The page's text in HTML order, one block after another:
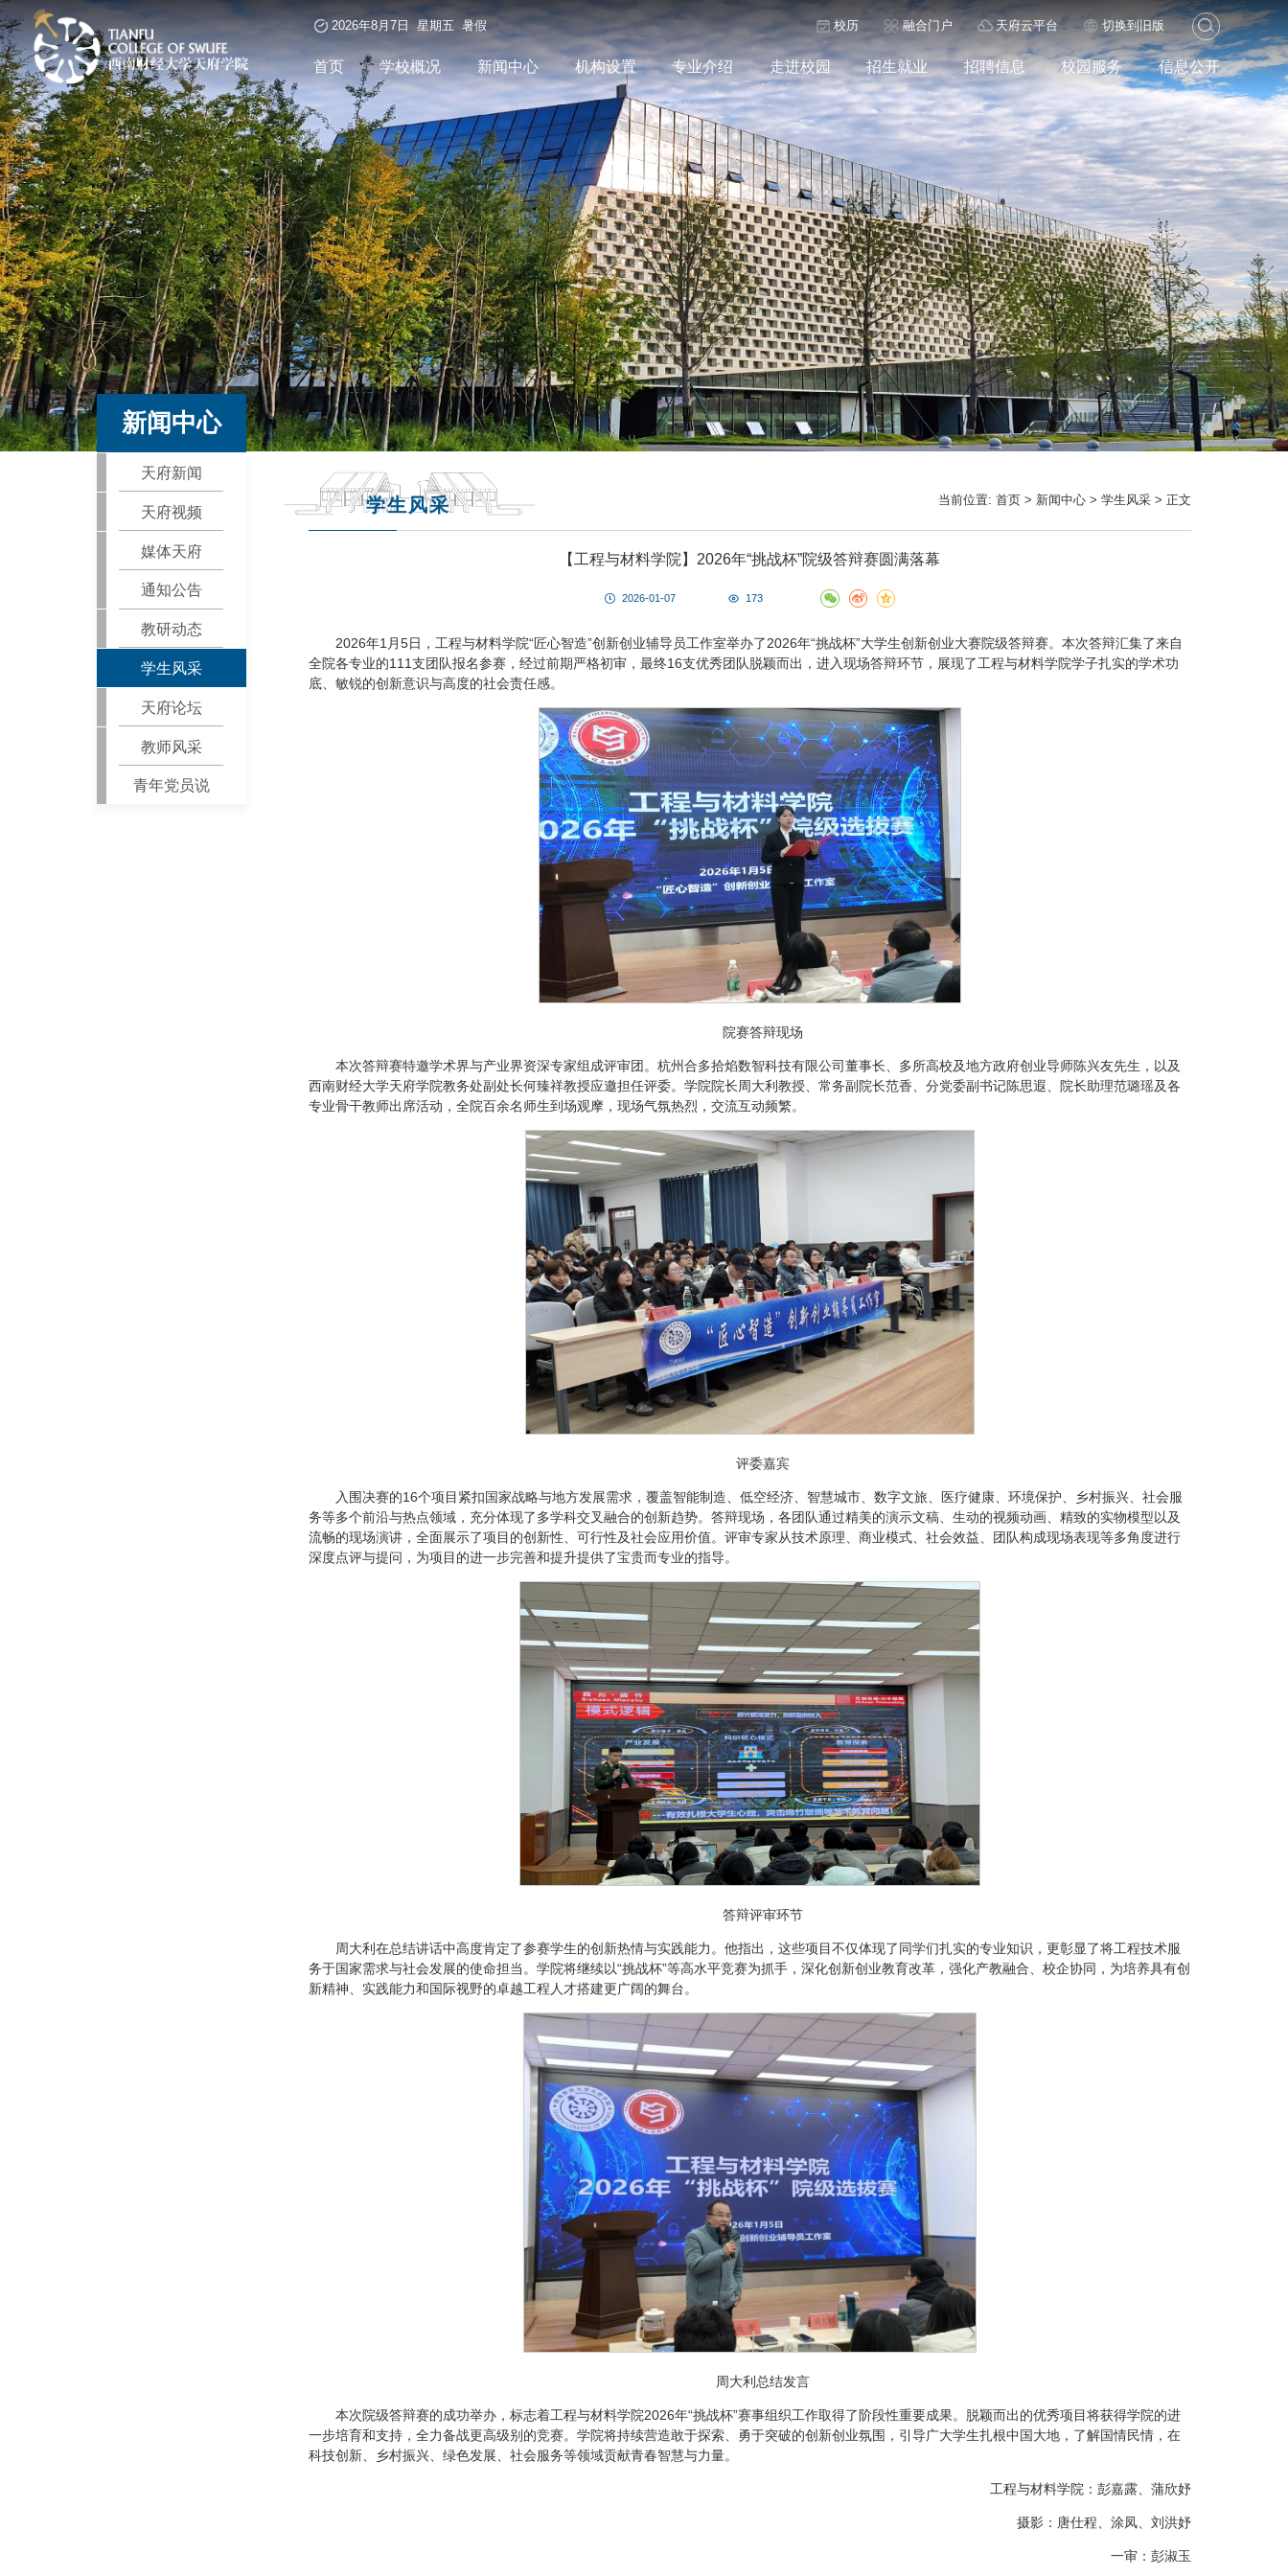
2026年8月7日 星期五 暑假 校历 融合门户 天府云平台 切换到旧版
首页 学校概况 新闻中心 机构设置 专业介绍 走进校园 招生就业 招聘信息 校园服务 信息公开
新闻中心
天府新闻
天府视频
媒体天府
通知公告
教研动态
学生风采
天府论坛
教师风采
青年党员说
学生风采 当前位置:首页 > 新闻中心 >学生风采 > 正文
【工程与材料学院】2026年“挑战杯”院级答辩赛圆满落幕
2026-01-07 173
2026年1月5日，工程与材料学院“匠心智造”创新创业辅导员工作室举办了2026年“挑战杯”大学生创新创业大赛院级答辩赛。本次答辩汇集了来自
全院各专业的111支团队报名参赛，经过前期严格初审，最终16支优秀团队脱颖而出，进入现场答辩环节，展现了工程与材料学院学子扎实的学术功
底、敏锐的创新意识与高度的社会责任感。
院赛答辩现场
本次答辩赛特邀学术界与产业界资深专家组成评审团。杭州合多拾焰数智科技有限公司董事长、多所高校及地方政府创业导师陈兴友先生，以及
西南财经大学天府学院教务处副处长何臻祥教授应邀担任评委。学院院长周大利教授、常务副院长范香、分党委副书记陈思遐、院长助理范璐瑶及各
专业骨干教师出席活动，全院百余名师生到场观摩，现场气氛热烈，交流互动频繁。
评委嘉宾
入围决赛的16个项目紧扣国家战略与地方发展需求，覆盖智能制造、低空经济、智慧城市、数字文旅、医疗健康、环境保护、乡村振兴、社会服
务等多个前沿与热点领域，充分体现了多学科交叉融合的创新趋势。答辩现场，各团队通过精美的演示文稿、生动的视频动画、精致的实物模型以及
流畅的现场演讲，全面展示了项目的创新性、可行性及社会应用价值。评审专家从技术原理、商业模式、社会效益、团队构成现场表现等多角度进行
深度点评与提问，为项目的进一步完善和提升提供了宝贵而专业的指导。
答辩评审环节
周大利在总结讲话中高度肯定了参赛学生的创新热情与实践能力。他指出，这些项目不仅体现了同学们扎实的专业知识，更彰显了将工程技术服
务于国家需求与社会发展的使命担当。学院将继续以“挑战杯”等高水平竞赛为抓手，深化创新创业教育改革，强化产教融合、校企协同，为培养具有创
新精神、实践能力和国际视野的卓越工程人才搭建更广阔的舞台。
周大利总结发言
本次院级答辩赛的成功举办，标志着工程与材料学院2026年“挑战杯”赛事组织工作取得了阶段性重要成果。脱颖而出的优秀项目将获得学院的进
一步培育和支持，全力备战更高级别的竞赛。学院将持续营造敢于探索、勇于突破的创新创业氛围，引导广大学生扎根中国大地，了解国情民情，在
科技创新、乡村振兴、绿色发展、社会服务等领域贡献青春智慧与力量。
工程与材料学院：彭嘉露、蒲欣妤
摄影：唐仕程、涂凤、刘洪妤
一审：彭淑玉